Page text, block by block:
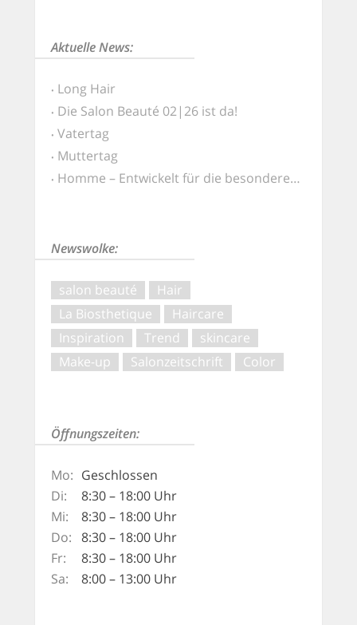
Aktuelle News:
Long Hair
Die Salon Beauté 02|26 ist da!
Vatertag
Muttertag
Homme – Entwickelt für die besonderen Ansprüche von Männerhaut und -haar
Newswolke:
salon beauté
Hair
La Biosthetique
Haircare
Inspiration
Trend
skincare
Make-up
Salonzeitschrift Color
Öffnungszeiten:
Mo: Geschlossen
Di:
8:30 – 18:00 Uhr
Mi:
8:30 – 18:00 Uhr
Do:
8:30 – 18:00 Uhr
Fr:
8:30 – 18:00 Uhr
Sa:
8:00 – 13:00 Uhr